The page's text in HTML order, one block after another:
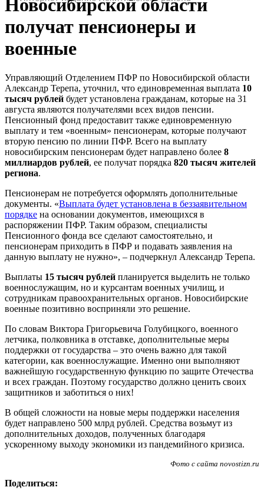
Новосибирской области
получат пенсионеры и
военные
Управляющий Отделением ПФР по Новосибирской области
Александр Терепа, уточнил, что единовременная выплата 10
тысяч рублей будет установлена гражданам, которые на 31
августа являются получателями всех видов пенсии.
Пенсионный фонд предоставит также единовременную
выплату и тем «военным» пенсионерам, которые получают
вторую пенсию по линии ПФР. Всего на выплату
новосибирским пенсионерам будет направлено более 8
миллиардов рублей, ее получат порядка 820 тысяч жителей
региона.
Пенсионерам не потребуется оформлять дополнительные
документы. «Выплата будет установлена в беззаявительном
порядке на основании документов, имеющихся в
распоряжении ПФР. Таким образом, специалисты
Пенсионного фонда все сделают самостоятельно, и
пенсионерам приходить в ПФР и подавать заявления на
данную выплату не нужно», – подчеркнул Александр Терепа.
Выплаты 15 тысяч рублей планируется выделить не только
военнослужащим, но и курсантам военных училищ, и
сотрудникам правоохранительных органов. Новосибирские
военные позитивно восприняли это решение.
По словам Виктора Григорьевича Голубицкого, военного
летчика, полковника в отставке, дополнительные меры
поддержки от государства – это очень важно для такой
категории, как военнослужащие. Именно они выполняют
важнейшую государственную функцию по защите Отечества
и всех граждан. Поэтому государство должно ценить своих
защитников и заботиться о них!
В общей сложности на новые меры поддержки населения
будет направлено 500 млрд рублей. Средства возьмут из
дополнительных доходов, полученных благодаря
ускоренному выходу экономики из пандемийного кризиса.
Фото с сайта novostizn.ru
Поделиться: